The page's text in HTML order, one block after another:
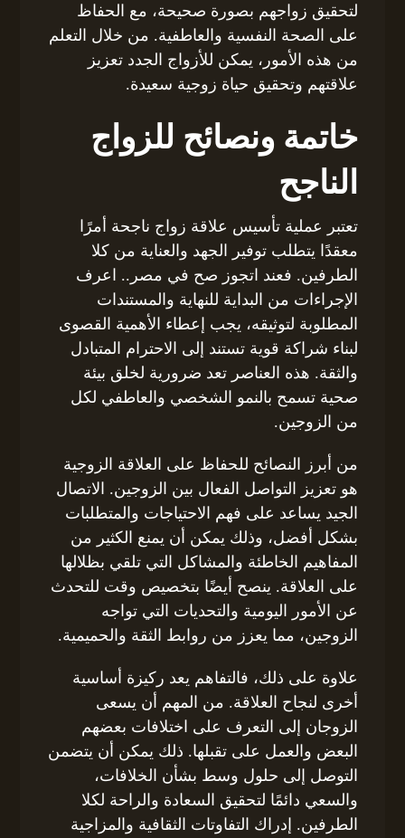
لتحقيق زواجهم بصورة صحيحة، مع الحفاظ
على الصحة النفسية والعاطفية. من خلال التعلم
من هذه الأمور، يمكن للأزواج الجدد تعزيز
علاقتهم وتحقيق حياة زوجية سعيدة.
خاتمة ونصائح للزواج
الناجح
تعتبر عملية تأسيس علاقة زواج ناجحة أمرًا
معقدًا يتطلب توفير الجهد والعناية من كلا
الطرفين. فعند اتجوز صح في مصر.. اعرف
الإجراءات من البداية للنهاية والمستندات
المطلوبة لتوثيقه، يجب إعطاء الأهمية القصوى
لبناء شراكة قوية تستند إلى الاحترام المتبادل
والثقة. هذه العناصر تعد ضرورية لخلق بيئة
صحية تسمح بالنمو الشخصي والعاطفي لكل
من الزوجين.
من أبرز النصائح للحفاظ على العلاقة الزوجية
هو تعزيز التواصل الفعال بين الزوجين. الاتصال
الجيد يساعد على فهم الاحتياجات والمتطلبات
بشكل أفضل، وذلك يمكن أن يمنع الكثير من
المفاهيم الخاطئة والمشاكل التي تلقي بظلالها
على العلاقة. ينصح أيضًا بتخصيص وقت للتحدث
عن الأمور اليومية والتحديات التي تواجه
الزوجين، مما يعزز من روابط الثقة والحميمية.
علاوة على ذلك، فالتفاهم يعد ركيزة أساسية
أخرى لنجاح العلاقة. من المهم أن يسعى
الزوجان إلى التعرف على اختلافات بعضهم
البعض والعمل على تقبلها. ذلك يمكن أن يتضمن
التوصل إلى حلول وسط بشأن الخلافات،
والسعي دائمًا لتحقيق السعادة والراحة لكلا
الطرفين. إدراك التفاوتات الثقافية والمزاجية